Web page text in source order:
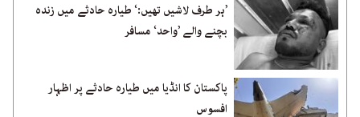
’ہر طرف لاشیں تھیں:‘ طیارہ حادثے میں زندہ
بچنے والے ’واحد‘ مسافر
پاکستان کا انڈیا میں طیارہ حادثے پر اظہار
افسوس